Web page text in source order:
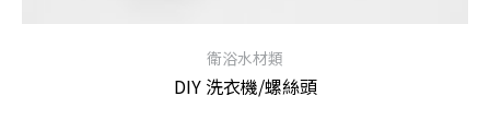
衛浴水材類
DIY 洗衣機/螺絲頭